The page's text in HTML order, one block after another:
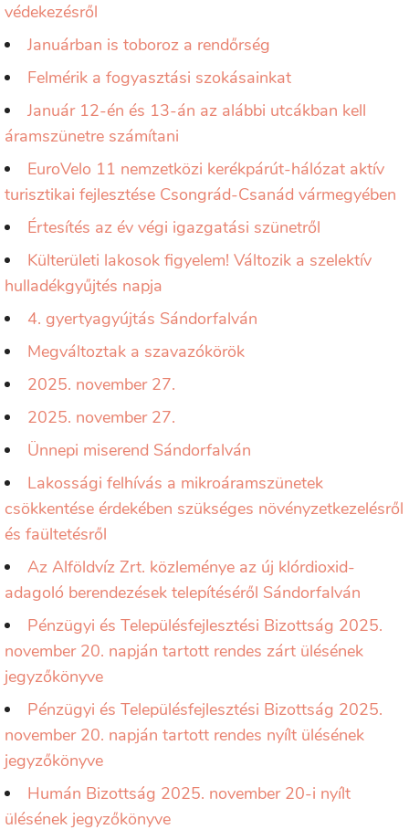
védekezésről
Januárban is toboroz a rendőrség
Felmérik a fogyasztási szokásainkat
Január 12-én és 13-án az alábbi utcákban kell
áramszünetre számítani
EuroVelo 11 nemzetközi kerékpárút-hálózat aktív
turisztikai fejlesztése Csongrád-Csanád vármegyében
Értesítés az év végi igazgatási szünetről
Külterületi lakosok figyelem! Változik a szelektív
hulladékgyűjtés napja
4. gyertyagyújtás Sándorfalván
Megváltoztak a szavazókörök
2025. november 27.
2025. november 27.
Ünnepi miserend Sándorfalván
Lakossági felhívás a mikroáramszünetek
csökkentése érdekében szükséges növényzetkezelésről
és faültetésről
Az Alföldvíz Zrt. közleménye az új klórdioxid-
adagoló berendezések telepítéséről Sándorfalván
Pénzügyi és Településfejlesztési Bizottság 2025.
november 20. napján tartott rendes zárt ülésének
jegyzőkönyve
Pénzügyi és Településfejlesztési Bizottság 2025.
november 20. napján tartott rendes nyílt ülésének
jegyzőkönyve
Humán Bizottság 2025. november 20-i nyílt
ülésének jegyzőkönyve